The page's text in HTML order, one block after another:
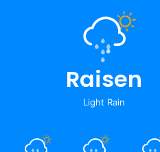
Raisen
Light Rain